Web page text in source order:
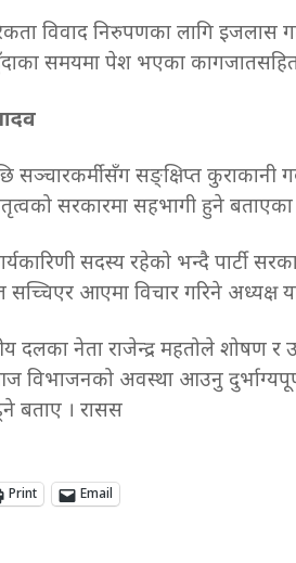
विवाद निरुपणका लागि इजलास
समयमा पेश भएका
सञ्चारकर्मीसँग सङ्क्षिप्त कुराकानी
सरकारमा सहभागी हुने
सदस्य रहेको भन्दै पार्टी
आएमा विचार गरिने अध्यक्ष
दलका नेता राजेन्द्र महतोले शोषण र
विभाजनको अवस्था आउनु
बताए । रासस
Print Email